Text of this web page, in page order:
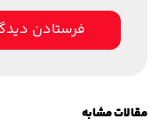
مقالات مشابه